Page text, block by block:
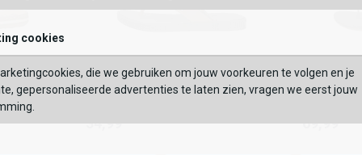
Ipanema
34,99
Ipanema
Vintage
34,99
Reef
Fanning
69,99
Reef
Fanning
69,99
cookies
die we gebruiken om jouw voorkeuren te volgen en je
gepersonaliseerde advertenties te laten zien, vragen we eerst jouw